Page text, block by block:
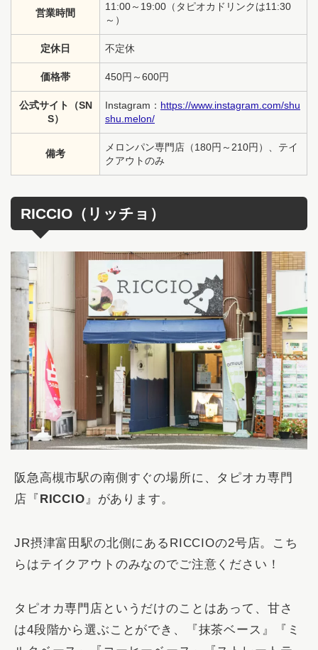
営業時間
11:00～19:00（タピオカドリンクは11:30
～）
定休日 不定休
価格帯 450円～600円
公式サイト（SN
S）
Instagram： https://www.instagram.com/shu
shu.melon/
備考
メロンパン専門店（180円～210円）、テイ
クアウトのみ
RICCIO（リッチョ）
阪急高槻市駅の南側すぐの場所に、タピオカ専門
店『 RICCIO』があります。
JR摂津富田駅の北側にあるRICCIOの2号店。こち
らはテイクアウトのみなのでご注意ください！
タピオカ専門店というだけのことはあって、甘さ
は4段階から選ぶことができ、『抹茶ベース』『ミ